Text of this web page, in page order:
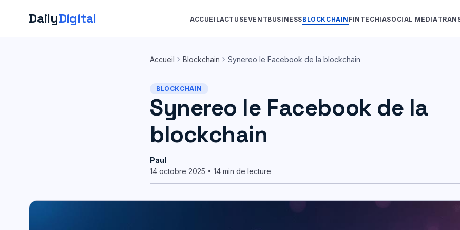
DailyDigital ACCUEILACTUSEVENTBUSINESSBLOCKCHAIN FINTECHIASOCIAL MEDIA
Accueil chevron_right Blockchain chevron_right Synereo le Facebook de la blockchain
BLOCKCHAIN
Synereo le Facebook de la
blockchain
Paul
14 octobre 2025 • 14 min de lecture